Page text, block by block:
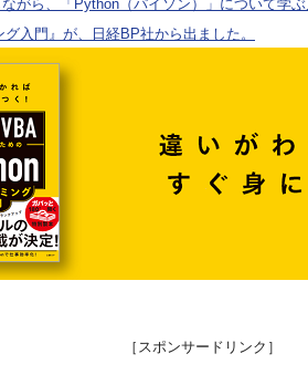
がら、「Python（パイソン）」について学
入門』が、日経BP社から出ました。
［スポンサードリンク］